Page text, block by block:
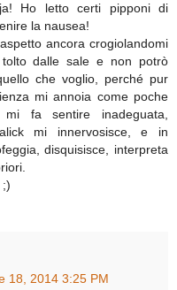
Ho letto certi pipponi di
la nausea!
ancora crogiolandomi
dalle sale e non potrò
che voglio, perché pur
mi annoia come poche
fa sentire inadeguata,
mi innervosisce, e in
disquisisce, interpreta
18, 2014 3:25 PM